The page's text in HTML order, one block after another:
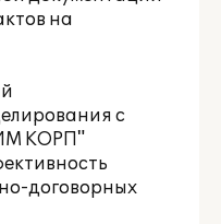
на
с
КОРП"
договорных